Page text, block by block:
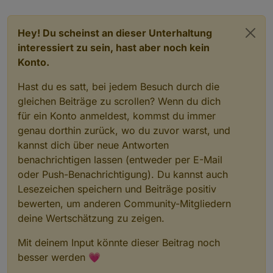
die IP des IO Broker eingetragen habe (Obwohl die
Das verstehe ich jetzt nicht wirklich...
Hey! Du scheinst an dieser Unterhaltung
interessiert zu sein, hast aber noch kein
Konto.
Hast du es satt, bei jedem Besuch durch die
gleichen Beiträge zu scrollen? Wenn du dich
für ein Konto anmeldest, kommst du immer
genau dorthin zurück, wo du zuvor warst, und
kannst dich über neue Antworten
benachrichtigen lassen (entweder per E-Mail
oder Push-Benachrichtigung). Du kannst auch
Lesezeichen speichern und Beiträge positiv
bewerten, um anderen Community-Mitgliedern
deine Wertschätzung zu zeigen.
Mit deinem Input könnte dieser Beitrag noch
besser werden 💗